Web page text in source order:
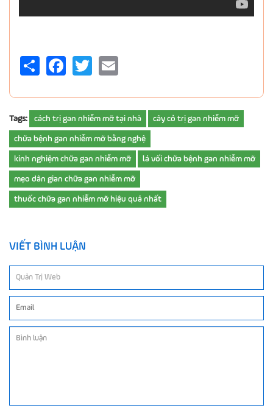
Share FacebookTwitter
Tags: cách trị gan nhiễm mỡ tại nhà cây cỏ trị gan nhiễm mỡ
chữa bệnh gan nhiễm mỡ bằng nghệ
kinh nghiệm chữa gan nhiễm mỡ lá vối chữa bệnh gan nhiễm mỡ
mẹo dân gian chữa gan nhiễm mỡ
thuốc chữa gan nhiễm mỡ hiệu quả nhất
VIẾT BÌNH LUẬN